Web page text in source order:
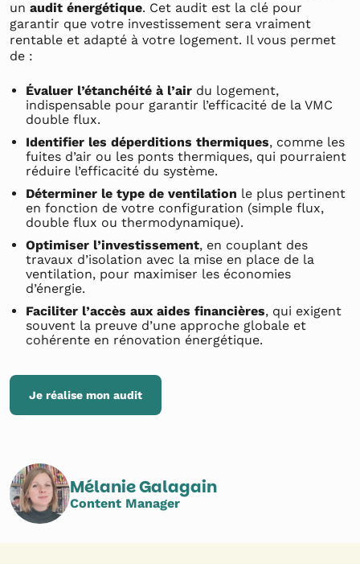
un audit énergétique. Cet audit est la clé pour
garantir que votre investissement sera vraiment
rentable et adapté à votre logement. Il vous permet
de :
Évaluer l’étanchéité à l’air du logement,
indispensable pour garantir l’efficacité de la VMC
double flux.
Identifier les déperditions thermiques, comme les
fuites d’air ou les ponts thermiques, qui pourraient
réduire l’efficacité du système.
Déterminer le type de ventilation le plus pertinent
en fonction de votre configuration (simple flux,
double flux ou thermodynamique).
Optimiser l’investissement, en couplant des
travaux d’isolation avec la mise en place de la
ventilation, pour maximiser les économies
d’énergie.
Faciliter l’accès aux aides financières, qui exigent
souvent la preuve d’une approche globale et
cohérente en rénovation énergétique.
Je réalise mon audit
Mélanie Galagain
Content Manager